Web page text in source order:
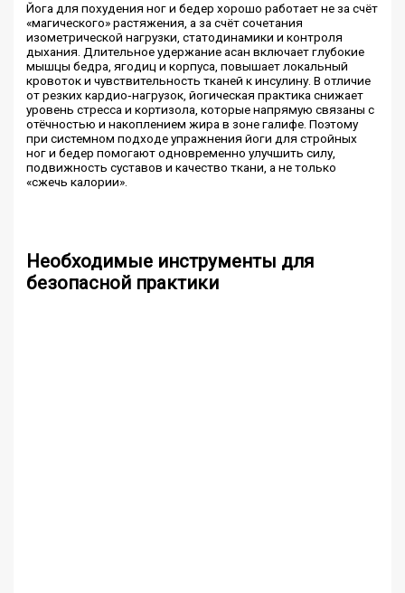
Йога для похудения ног и бедер хорошо работает не за счёт
«магического» растяжения, а за счёт сочетания
изометрической нагрузки, статодинамики и контроля
дыхания. Длительное удержание асан включает глубокие
мышцы бедра, ягодиц и корпуса, повышает локальный
кровоток и чувствительность тканей к инсулину. В отличие
от резких кардио‑нагрузок, йогическая практика снижает
уровень стресса и кортизола, которые напрямую связаны с
отёчностью и накоплением жира в зоне галифе. Поэтому
при системном подходе упражнения йоги для стройных
ног и бедер помогают одновременно улучшить силу,
подвижность суставов и качество ткани, а не только
«сжечь калории».
Необходимые инструменты для
безопасной практики